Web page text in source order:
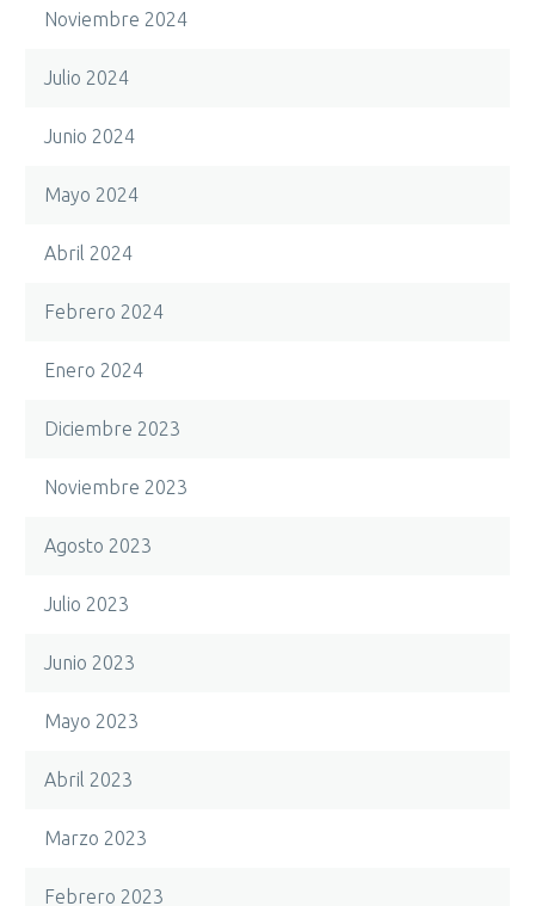
Noviembre 2024
Julio 2024
Junio 2024
Mayo 2024
Abril 2024
Febrero 2024
Enero 2024
Diciembre 2023
Noviembre 2023
Agosto 2023
Julio 2023
Junio 2023
Mayo 2023
Abril 2023
Marzo 2023
Febrero 2023